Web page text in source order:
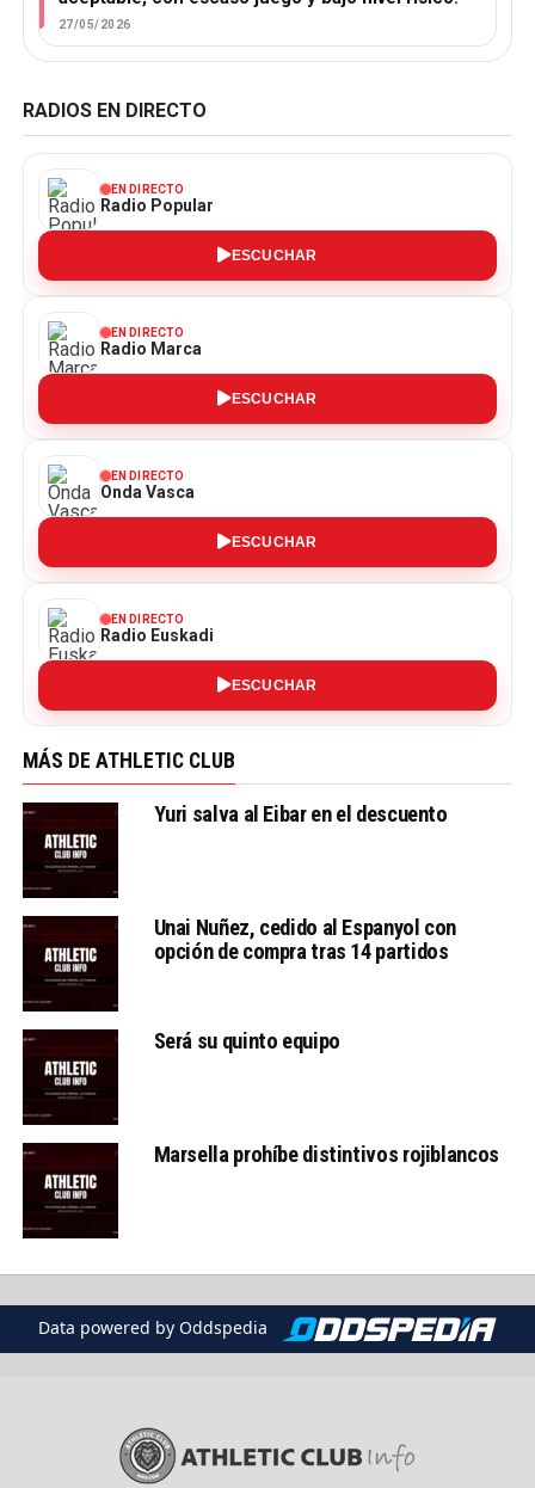
27/05/2026
RADIOS EN DIRECTO
EN DIRECTO
Radio Popular
ESCUCHAR
EN DIRECTO
Radio Marca
ESCUCHAR
EN DIRECTO
Onda Vasca
ESCUCHAR
EN DIRECTO
Radio Euskadi
ESCUCHAR
MÁS DE ATHLETIC CLUB
Yuri salva al Eibar en el descuento
Unai Nuñez, cedido al Espanyol con
opción de compra tras 14 partidos
Será su quinto equipo
Marsella prohíbe distintivos rojiblancos
Data powered by Oddspedia